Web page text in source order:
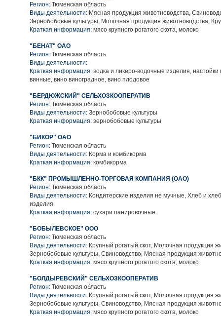
Регион: Тюменская область
Виды деятельности: Мясная продукция животноводства,
Зернобобовые культуры, Молочная продукция животноводства,
Краткая информация: мясо крупного рогатого скота, молоко
"БЕНАТ" ОАО
Регион: Тюменская область
Виды деятельности:
Краткая информация: водка и ликеро-водочные изделия, настойки
винные, вино виноградное, вино плодовое
"БЕРДЮЖСКИЙ" СЕЛЬХОЗКООПЕРАТИВ
Регион: Тюменская область
Виды деятельности: Зернобобовые культуры
Краткая информация: зернобобовые культуры
"БИКОР" ОАО
Регион: Тюменская область
Виды деятельности: Корма и комбикорма
Краткая информация: комбикорма
"БКК" ПРОМЫШЛЕННО-ТОРГОВАЯ КОМПАНИЯ (ОАО)
Регион: Тюменская область
Виды деятельности: Кондитерские изделия не мучные, Хлеб и
изделия
Краткая информация: сухари панировочные
"БОБЫЛЕВСКОЕ" ООО
Регион: Тюменская область
Виды деятельности: Крупный рогатый скот, Молочная продукция
Зернобобовые культуры, Свиноводство, Мясная продукция
Краткая информация: мясо крупного рогатого скота, молоко
"БОЛДЫРЕВСКИЙ" СЕЛЬХОЗКООПЕРАТИВ
Регион: Тюменская область
Виды деятельности: Крупный рогатый скот, Молочная продукция
Зернобобовые культуры, Свиноводство, Мясная продукция
Краткая информация: мясо крупного рогатого скота, молоко